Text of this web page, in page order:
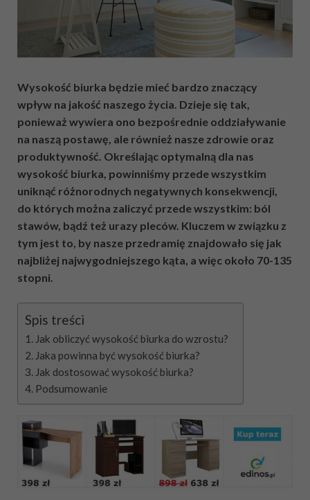
Wysokość biurka będzie mieć bardzo znaczący
wpływ na jakość naszego życia. Dzieje się tak,
ponieważ wywiera ono bezpośrednie oddziaływanie
na naszą postawę, ale również nasze zdrowie oraz
produktywność. Określając optymalną dla nas
wysokość biurka, powinniśmy przede wszystkim
uniknąć różnorodnych negatywnych konsekwencji,
do których można zaliczyć przede wszystkim: ból
stawów, bądź też urazy pleców. Kluczem w związku z
tym jest to, by nasze przedramię znajdowało się jak
najbliżej najwygodniejszego kąta, a więc około 70-135
stopni.
Spis treści
Jak obliczyć wysokość biurka do wzrostu?
Jaka powinna być wysokość biurka?
Jak dostosować wysokość biurka?
Podsumowanie